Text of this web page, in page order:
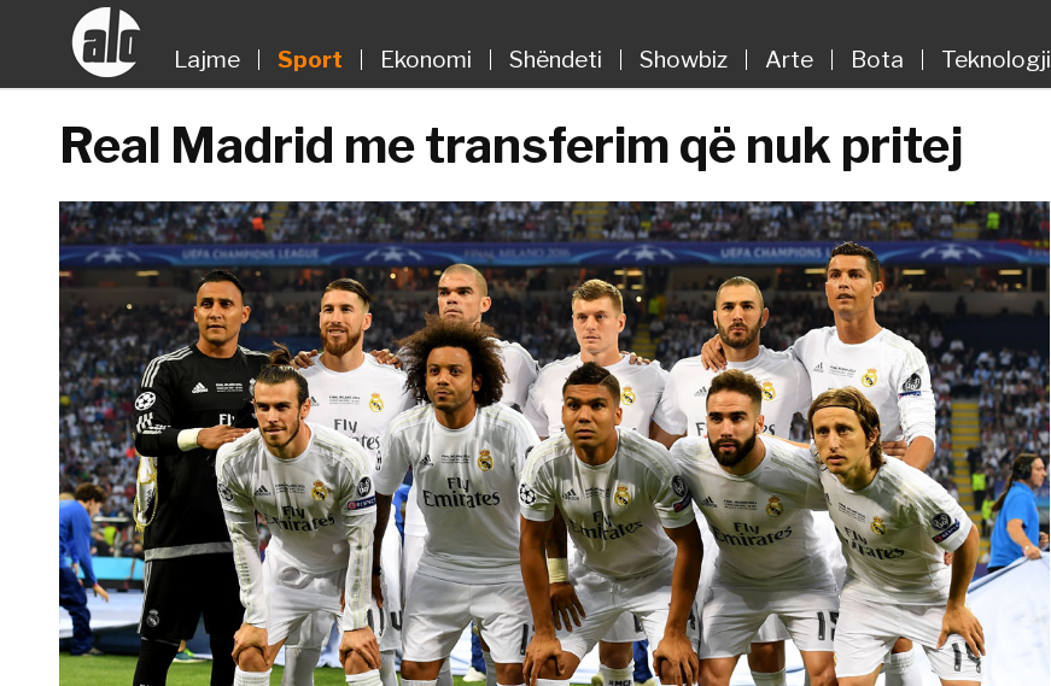
Lajme Sport Ekonomi Shëndeti Showbiz Arte Bota Teknologji
Real Madrid me transferim që nuk pritej